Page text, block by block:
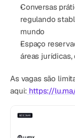
Conversas
regulando
mundo
Espaço
áreas
As vagas são
aqui: https://